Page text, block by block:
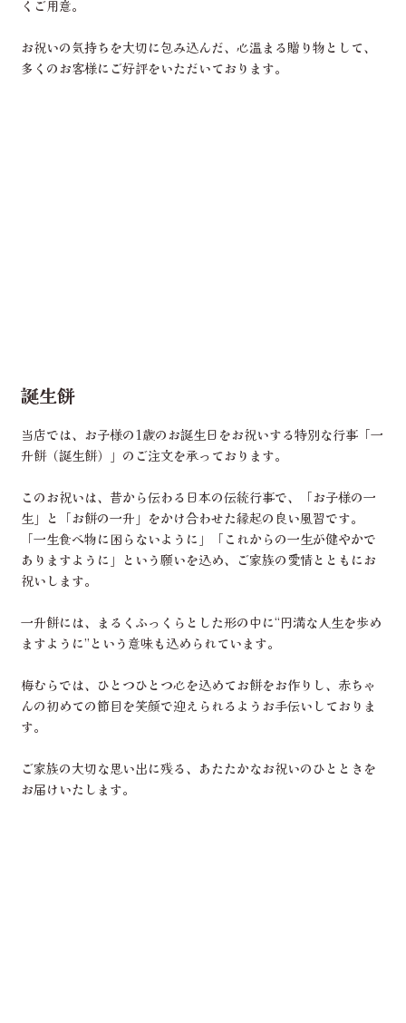
誕生餅
当店では、お子様の1歳のお誕生日をお祝いする特別な行事「一
升餅（誕生餅）」のご注文を承っております。
このお祝いは、昔から伝わる日本の伝統行事で、「お子様の一
生」と「お餅の一升」をかけ合わせた縁起の良い風習です。
「一生食べ物に困らないように」「これからの一生が健やかで
ありますように」という願いを込め、ご家族の愛情とともにお
祝いします。
一升餅には、まるくふっくらとした形の中に“円満な人生を歩め
ますように”という意味も込められています。
梅むらでは、ひとつひとつ心を込めてお餅をお作りし、赤ちゃ
んの初めての節目を笑顔で迎えられるようお手伝いしておりま
す。
ご家族の大切な思い出に残る、あたたかなお祝いのひとときを
お届けいたします。
くご用意。
お祝いの気持ちを大切に包み込んだ、心温まる贈り物として、
多くのお客様にご好評をいただいております。